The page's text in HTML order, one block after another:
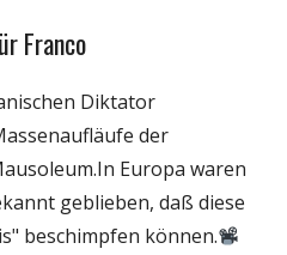
Franco
Diktator
der
Europa waren
geblieben, daß diese
beschimpfen können.